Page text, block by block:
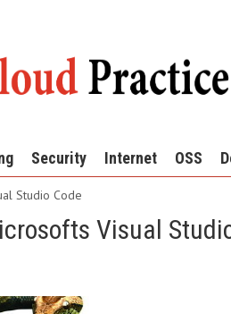
Security Internet OSS
Studio Code
Visual